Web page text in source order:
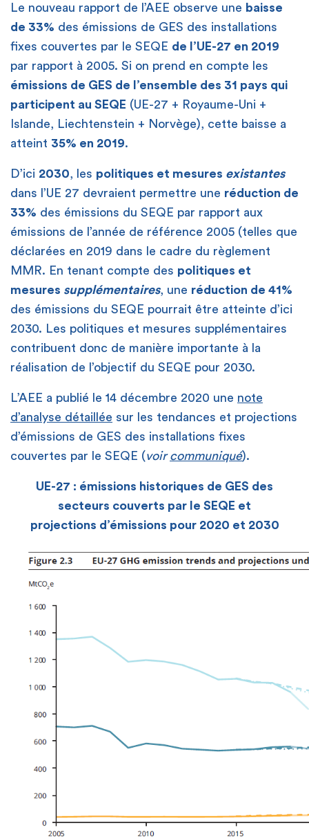
Le nouveau rapport de l’AEE observe une baisse
de 33% des émissions de GES des installations
fixes couvertes par le SEQE de l’UE-27 en 2019
par rapport à 2005. Si on prend en compte les
émissions de GES de l’ensemble des 31 pays qui
participent au SEQE (UE-27 + Royaume-Uni +
Islande, Liechtenstein + Norvège), cette baisse a
atteint 35% en 2019.
D’ici 2030 , les politiques et mesures existantes
dans l’UE 27 devraient permettre une réduction de
33% des émissions du SEQE par rapport aux
émissions de l’année de référence 2005 (telles que
déclarées en 2019 dans le cadre du règlement
MMR. En tenant compte des politiques et
mesures supplémentaires, une réduction de 41%
des émissions du SEQE pourrait être atteinte d’ici
2030. Les politiques et mesures supplémentaires
contribuent donc de manière importante à la
réalisation de l’objectif du SEQE pour 2030.
L’AEE a publié le 14 décembre 2020 une note
d’analyse détaillée sur les tendances et projections
d’émissions de GES des installations fixes
couvertes par le SEQE (voircommuniqué).
UE-27 : émissions historiques de GES des
secteurs couverts par le SEQE et
projections d’émissions pour 2020 et 2030